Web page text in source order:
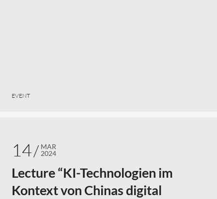
EVENT
14
MAR
2024
Lecture “KI-Technologien im
Kontext von Chinas digital